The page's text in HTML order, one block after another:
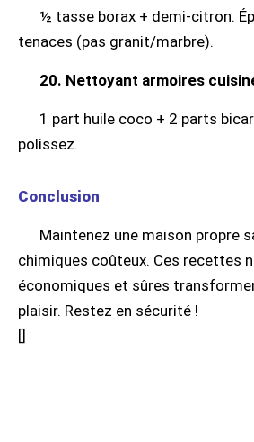
½ tasse borax + demi-citron.
tenaces (pas granit/marbre).
20. Nettoyant armoires
1 part huile coco + 2 parts
polissez.
Conclusion
Maintenez une maison propre
chimiques coûteux. Ces recettes
économiques et sûres
plaisir. Restez en sécurité !
[]